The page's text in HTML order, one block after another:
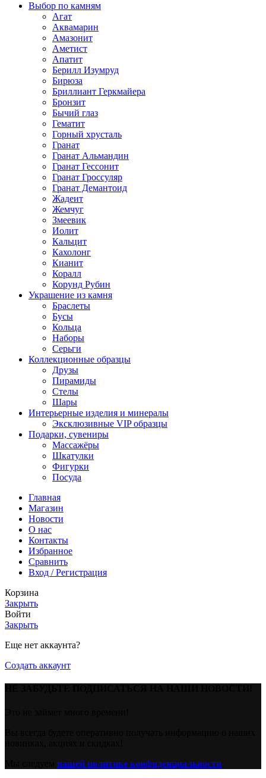
Выбор по камням
Агат
Аквамарин
Амазонит
Аметист
Апатит
Берилл Изумруд
Бирюза
Бриллиант Геркмайера
Бронзит
Бычий глаз
Гематит
Горный хрусталь
Гранат
Гранат Альмандин
Гранат Гессонит
Гранат Гроссуляр
Гранат Демантоид
Жадеит
Жемчуг
Змеевик
Иолит
Кальцит
Кахолонг
Кианит
Коралл
Корунд Рубин
Украшение из камня
Браслеты
Бусы
Кольца
Наборы
Серьги
Коллекционные образцы
Друзы
Пирамиды
Стелы
Шары
Интерьерные изделия и минералы
Эксклюзивные VIP образцы
Подарки, сувениры
Массажёры
Шкатулки
Фигурки
Посуда
Главная
Магазин
Новости
O нас
Контакты
Избранное
Сравнить
Вход / Регистрация
Корзина
Закрыть
Войти
Закрыть
Еще нет аккаунта?
Создать аккаунт
нашей политике конфиденциальности